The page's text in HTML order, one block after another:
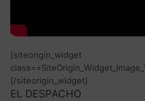
[siteorigin_widget
[/siteorigin_widget]
EL DESPACHO